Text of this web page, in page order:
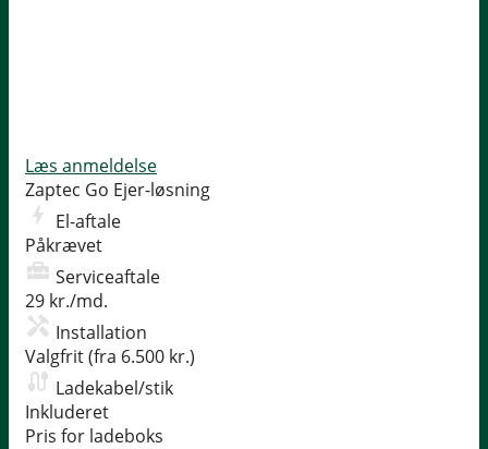
Læs anmeldelse
Zaptec Go Ejer-løsning
El-aftale
Påkrævet
Serviceaftale
29 kr./md.
Installation
Valgfrit (fra 6.500 kr.)
Ladekabel/stik
Inkluderet
Pris for ladeboks